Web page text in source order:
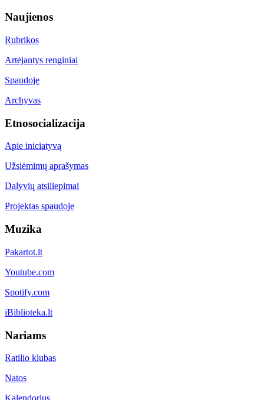
Naujienos
Rubrikos
Artėjantys renginiai
Spaudoje
Archyvas
Etnosocializacija
Apie iniciatyvą
Užsiėmimų aprašymas
Dalyvių atsiliepimai
Projektas spaudoje
Muzika
Pakartot.lt
Youtube.com
Spotify.com
iBiblioteka.lt
Nariams
Ratilio klubas
Natos